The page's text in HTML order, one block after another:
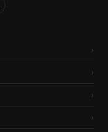
›
›
›
›